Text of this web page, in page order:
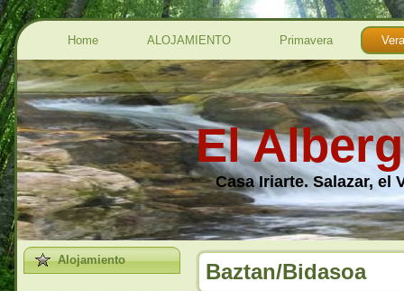
Home ALOJAMIENTO Primavera
El
Casa Iriarte. Salazar, el
Alojamiento Baztan/Bidasoa